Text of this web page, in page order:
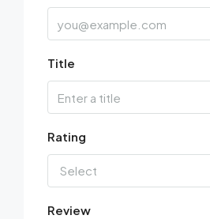
Title
Rating
Select
Review